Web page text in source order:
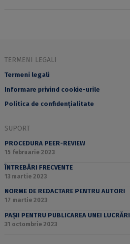
TERMENI LEGALI
Termeni legali
Informare privind cookie-urile
Politica de confidențialitate
SUPORT
PROCEDURA PEER-REVIEW
15 februarie 2023
ÎNTREBĂRI FRECVENTE
13 martie 2023
NORME DE REDACTARE PENTRU AUTORI
17 martie 2023
PAȘII PENTRU PUBLICAREA UNEI LUCRĂRI
31 octombrie 2023